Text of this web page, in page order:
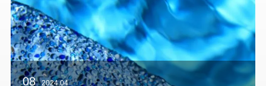
08 2024.04